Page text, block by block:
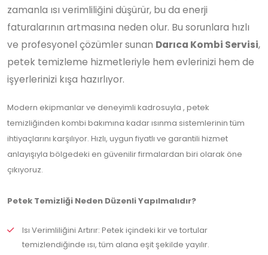
zamanla ısı verimliliğini düşürür, bu da enerji
faturalarının artmasına neden olur. Bu sorunlara hızlı
ve profesyonel çözümler sunan Darıca Kombi Servisi,
petek temizleme hizmetleriyle hem evlerinizi hem de
işyerlerinizi kışa hazırlıyor.
Modern ekipmanlar ve deneyimli kadrosuyla , petek
temizliğinden kombi bakımına kadar ısınma sistemlerinin tüm
ihtiyaçlarını karşılıyor. Hızlı, uygun fiyatlı ve garantili hizmet
anlayışıyla bölgedeki en güvenilir firmalardan biri olarak öne
çıkıyoruz.
Petek Temizliği Neden Düzenli Yapılmalıdır?
Isı Verimliliğini Artırır: Petek içindeki kir ve tortular
temizlendiğinde ısı, tüm alana eşit şekilde yayılır.